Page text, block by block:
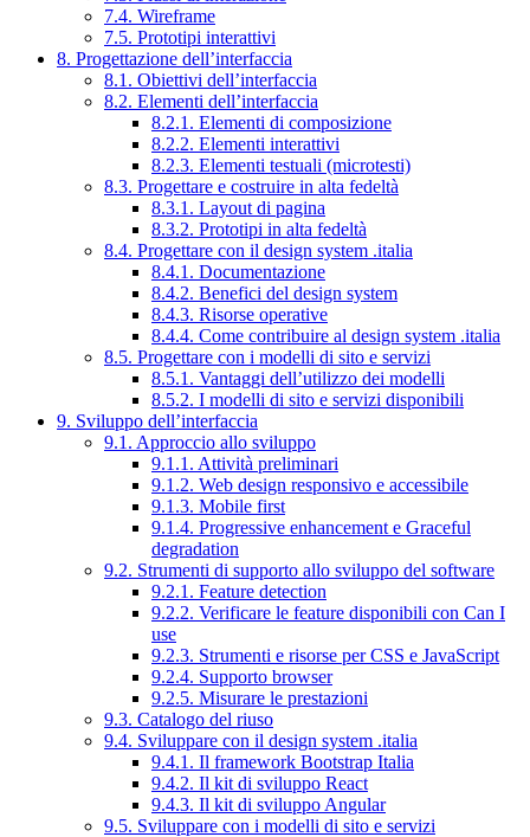
7.4. Wireframe
7.5. Prototipi interattivi
8. Progettazione dell’interfaccia
8.1. Obiettivi dell’interfaccia
8.2. Elementi dell’interfaccia
8.2.1. Elementi di composizione
8.2.2. Elementi interattivi
8.2.3. Elementi testuali (microtesti)
8.3. Progettare e costruire in alta fedeltà
8.3.1. Layout di pagina
8.3.2. Prototipi in alta fedeltà
8.4. Progettare con il design system .italia
8.4.1. Documentazione
8.4.2. Benefici del design system
8.4.3. Risorse operative
8.4.4. Come contribuire al design system .italia
8.5. Progettare con i modelli di sito e servizi
8.5.1. Vantaggi dell’utilizzo dei modelli
8.5.2. I modelli di sito e servizi disponibili
9. Sviluppo dell’interfaccia
9.1. Approccio allo sviluppo
9.1.1. Attività preliminari
9.1.2. Web design responsivo e accessibile
9.1.3. Mobile first
9.1.4. Progressive enhancement e Graceful
degradation
9.2. Strumenti di supporto allo sviluppo del software
9.2.1. Feature detection
9.2.2. Verificare le feature disponibili con Can I
use
9.2.3. Strumenti e risorse per CSS e JavaScript
9.2.4. Supporto browser
9.2.5. Misurare le prestazioni
9.3. Catalogo del riuso
9.4. Sviluppare con il design system .italia
9.4.1. Il framework Bootstrap Italia
9.4.2. Il kit di sviluppo React
9.4.3. Il kit di sviluppo Angular
9.5. Sviluppare con i modelli di sito e servizi